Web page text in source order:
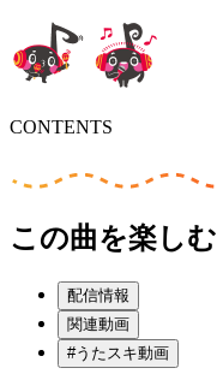
CONTENTS
この曲を楽しむ
配信情報
関連動画
#うたスキ動画